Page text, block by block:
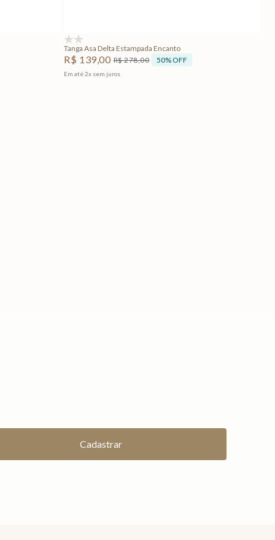
Tanga Asa Delta Estampada Encanto
R$ 139,00 R$278,00 50% OFF
Em até2x sem juros